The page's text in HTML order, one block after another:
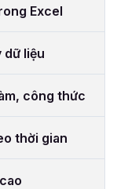
Excel
dữ liệu
công thức
thời gian